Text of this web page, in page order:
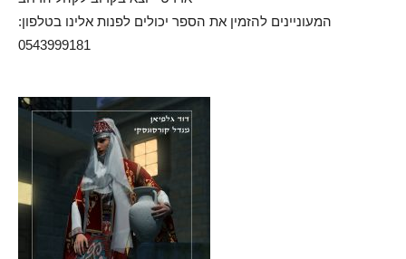
המעוניינים להזמין את הספר יכולים לפנות אלינו בטלפון:
0543999181